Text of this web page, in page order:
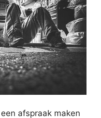
afspraak maken